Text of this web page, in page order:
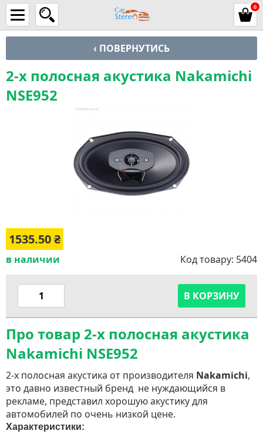
0
‹ ПОВЕРНУТИСЬ
2-х полосная акустика Nakamichi
NSE952
1535.50₴
в наличии Код товару: 5404
В КОРЗИНУ
Про товар 2-х полосная акустика
Nakamichi NSE952
2-х полосная акустика от производителя Nakamichi,
это давно известный бренд не нуждающийся в
рекламе, представил хорошую акустику для
автомобилей по очень низкой цене.
Характеристики: